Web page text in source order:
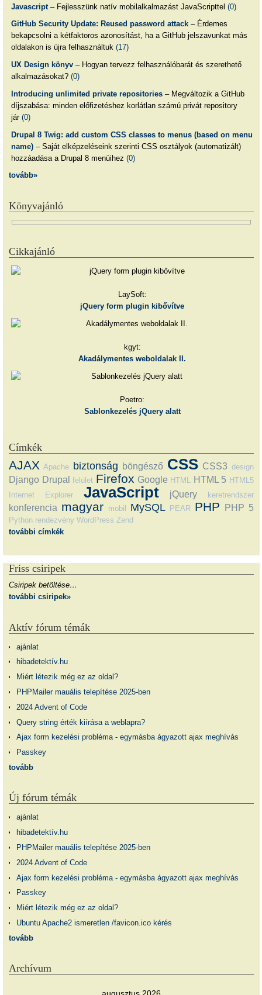
Javascript– Fejlesszünk natív mobilalkalmazást JavaScripttel (0)
GitHub Security Update: Reused password attack– Érdemes
bekapcsolni a kétfaktoros azonosítást, ha a GitHub jelszavunkat más
oldalakon is újra felhasználtuk (17)
UX Design könyv– Hogyan tervezz felhasználóbarát és szerethető
alkalmazásokat? (0)
Introducing unlimited private repositories– Megváltozik a GitHub
díjszabása: minden előfizetéshez korlátlan számú privát repository
jár (0)
Drupal 8 Twig: add custom CSS classes to menus (based on menu
name)– Saját elképzeléseink szerinti CSS osztályok (automatizált)
hozzáadása a Drupal 8 menüihez (0)
tovább»
Könyvajánló
Cikkajánló
LaySoft:
jQuery form plugin kibővítve
kgyt:
Akadálymentes weboldalak II.
Poetro:
Sablonkezelés jQuery alatt
Címkék
AJAX Apache biztonság böngésző CSS CSS3 design
Django Drupal felület Firefox Google HTML HTML 5 HTML5
Internet Explorer
JavaScript jQuery keretrendszer
konferencia magyar mobil MySQL PEAR PHP PHP 5
Python rendezvény WordPress Zend
további címkék
Friss csiripek
Csiripek betöltése…
további csiripek»
Aktív fórum témák
ajánlat
hibadetektív.hu
Miért létezik még ez az oldal?
PHPMailer mauális telepítése 2025-ben
2024 Advent of Code
Query string érték kiírása a weblapra?
Ajax form kezelési probléma - egymásba ágyazott ajax meghívás
Passkey
tovább
Új fórum témák
ajánlat
hibadetektív.hu
PHPMailer mauális telepítése 2025-ben
2024 Advent of Code
Ajax form kezelési probléma - egymásba ágyazott ajax meghívás
Passkey
Miért létezik még ez az oldal?
Ubuntu Apache2 ismeretlen /favicon.ico kérés
tovább
Archívum
augusztus 2026